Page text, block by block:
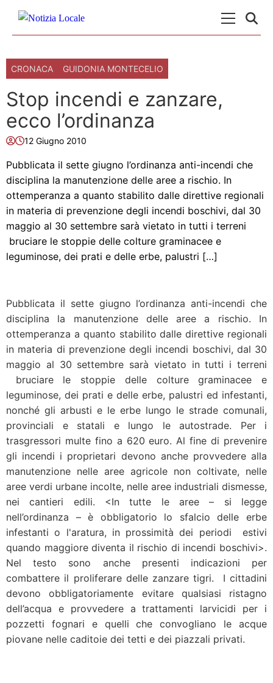
CRONACA GUIDONIA MONTECELIO
Stop incendi e zanzare,
ecco l’ordinanza
12 Giugno 2010
Pubblicata il sette giugno l’ordinanza anti-incendi che
disciplina la manutenzione delle aree a rischio. In
ottemperanza a quanto stabilito dalle direttive regionali
in materia di prevenzione degli incendi boschivi, dal 30
maggio al 30 settembre sarà vietato in tutti i terreni
bruciare le stoppie delle colture graminacee e
leguminose, dei prati e delle erbe, palustri […]
Pubblicata il sette giugno l’ordinanza anti-incendi che
disciplina la manutenzione delle aree a rischio. In
ottemperanza a quanto stabilito dalle direttive regionali
in materia di prevenzione degli incendi boschivi, dal 30
maggio al 30 settembre sarà vietato in tutti iterreni
bruciarele stoppie delle colture graminacee e
leguminose, dei prati e delle erbe, palustri ed infestanti,
nonché gli arbusti e le erbe lungo le strade comunali,
provinciali e statali e lungo le autostrade. Per i
trasgressori multe fino a 620 euro. Al finedi prevenire
gli incendi i proprietari devono anche provvedere alla
manutenzione nelle aree agricole non coltivate, nelle
aree verdi urbane incolte, nelle aree industriali dismesse,
nei
cantieri edili. <In tutte le aree – si legge
nell’ordinanza – è obbligatorio lo sfalcio delle erbe
infestanti o l'aratura, in prossimità dei periodi estivi
quando maggiore diventa il rischio di incendi boschivi>.
Nel testo sono anche presenti indicazioni per
combattere il proliferare delle zanzare tigri. I cittadini
devono obbligatoriamente evitare qualsiasi ristagno
dell’acqua e provvedere a trattamenti larvicidi per i
pozzetti fognari e quelli che convogliano le acque
piovane nelle caditoie dei tetti e dei piazzali privati.